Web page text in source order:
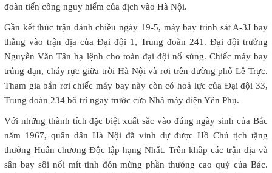
đoàn tiến công nguy hiểm của địch vào Hà Nội.
Gần kết thúc trận đánh chiều ngày 19-5, máy bay trinh sát A-3J bay
thẳng vào trận địa của Đại đội 1, Trung đoàn 241. Đại đội trưởng
Nguyễn Văn Tân hạ lệnh cho toàn đại đội nổ súng. Chiếc máy bay
trúng đạn, cháy rực giữa trời Hà Nội và rơi trên đường phố Lê Trực.
Tham gia bắn rơi chiếc máy bay này còn có hoả lực của Đại đội 33,
Trung đoàn 234 bố trí ngay trước cửa Nhà máy điện Yên Phụ.
Với những thành tích đặc biệt xuất sắc vào đúng ngày sinh của Bác
năm 1967, quân dân Hà Nội đã vinh dự được Hồ Chủ tịch tặng
thưởng Huân chương Độc lập hạng Nhất. Trên khắp các trận địa và
sân bay sôi nổi mít tinh đón mừng phần thưởng cao quý của Bác.